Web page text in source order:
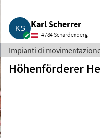
Karl Scherrer
4784 Schardenberg
Impianti di
Höhenförderer